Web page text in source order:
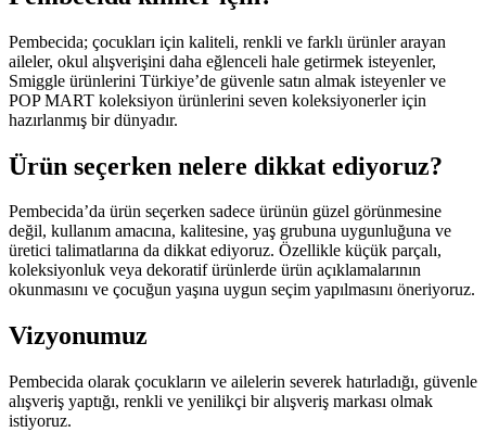
Pembecida; çocukları için kaliteli, renkli ve farklı ürünler arayan
aileler, okul alışverişini daha eğlenceli hale getirmek isteyenler,
Smiggle ürünlerini Türkiye’de güvenle satın almak isteyenler ve
POP MART koleksiyon ürünlerini seven koleksiyonerler için
hazırlanmış bir dünyadır.
Ürün seçerken nelere dikkat ediyoruz?
Pembecida’da ürün seçerken sadece ürünün güzel görünmesine
değil, kullanım amacına, kalitesine, yaş grubuna uygunluğuna ve
üretici talimatlarına da dikkat ediyoruz. Özellikle küçük parçalı,
koleksiyonluk veya dekoratif ürünlerde ürün açıklamalarının
okunmasını ve çocuğun yaşına uygun seçim yapılmasını öneriyoruz.
Vizyonumuz
Pembecida olarak çocukların ve ailelerin severek hatırladığı, güvenle
alışveriş yaptığı, renkli ve yenilikçi bir alışveriş markası olmak
istiyoruz.